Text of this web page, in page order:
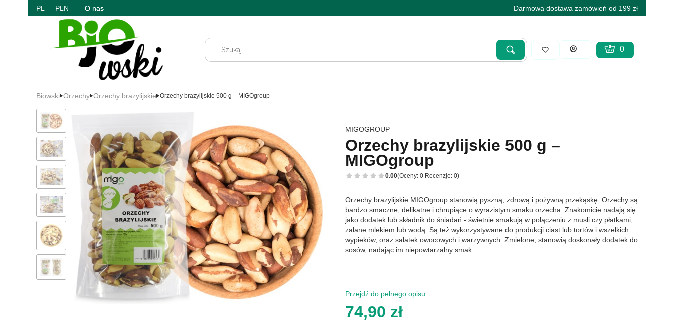
PL PLN O nas Darmowa dostawa zamówień od 199 zł
WyczyśćSzukaj Zaloguj się
Produkty w
Koszyk
Biowski Orzechy Orzechy brazylijskie Orzechy brazylijskie 500 g – MIGOgroup
MIGOGROUP
Orzechy brazylijskie 500 g –
MIGOgroup
0.00(Oceny: 0 Recenzje: 0)
Orzechy brazylijskie MIGOgroup stanowią pyszną, zdrową i pożywną przekąskę. Orzechy są
bardzo smaczne, delikatne i chrupiące o wyrazistym smaku orzecha. Znakomicie nadają się
jako dodatek lub składnik do śniadań - świetnie smakują w połączeniu z musli czy płatkami,
zalane mlekiem lub wodą. Są też wykorzystywane do produkcji ciast lub tortów i wszelkich
wypieków, oraz sałatek owocowych i warzywnych. Zmielone, stanowią doskonały dodatek do
sosów, nadając im niepowtarzalny smak.
Przejdź do pełnego opisu
Cena
74,90 zł